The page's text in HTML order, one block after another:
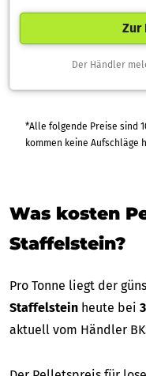
Zur
Der Händler
*Alle folgende Preise sind 1000-
Was kosten
Staffelstein?
Pro Tonne liegt der
Staffelstein heute bei
aktuell vom Händler